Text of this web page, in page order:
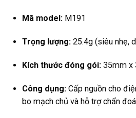
Mã model: M191
Trọng lượng: 25.4g (siêu nhẹ,
Kích thước đóng gói: 35mm x
Công dụng: Cấp nguồn cho
bo mạch chủ và hỗ trợ chẩn